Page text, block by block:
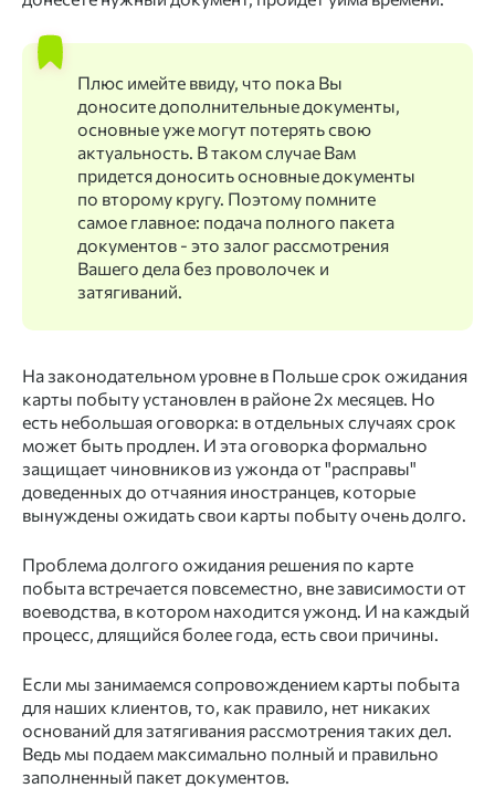
Плюс имейте ввиду, что пока Вы
доносите дополнительные документы,
основные уже могут потерять свою
актуальность. В таком случае Вам
придется доносить основные документы
по второму кругу. Поэтому помните
самое главное: подача полного пакета
документов - это залог рассмотрения
Вашего дела без проволочек и
затягиваний.
На законодательном уровне в Польше срок ожидания
карты побыту установлен в районе 2х месяцев. Но
есть небольшая оговорка: в отдельных случаях срок
может быть продлен. И эта оговорка формально
защищает чиновников из ужонда от "расправы"
доведенных до отчаяния иностранцев, которые
вынуждены ожидать свои карты побыту очень долго.
Проблема долгого ожидания решения по карте
побыта встречается повсеместно, вне зависимости от
воеводства, в котором находится ужонд. И на каждый
процесс, длящийся более года, есть свои причины.
Если мы занимаемся сопровождением карты побыта
для наших клиентов, то, как правило, нет никаких
оснований для затягивания рассмотрения таких дел.
Ведь мы подаем максимально полный и правильно
заполненный пакет документов.